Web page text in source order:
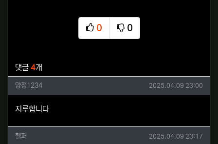
0
추천
0
비추천
댓글 4개
양정1234님의 댓글
양정1234 작성일
2025.04.09 23:00
지루합니다
헬퍼님의 댓글
헬퍼 작성일
2025.04.09 23:17